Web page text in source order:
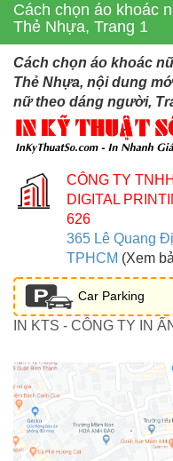
Cách chọn áo khoác
Thẻ Nhựa, Trang 1
Cách chọn áo khoác
Thẻ Nhựa, nội dung
nữ theo dáng người,
CÔNG TY
DIGITAL
626
365 Lê Quang
TPHCM (Xem
Car Parking
IN KTS - CÔNG TY IN